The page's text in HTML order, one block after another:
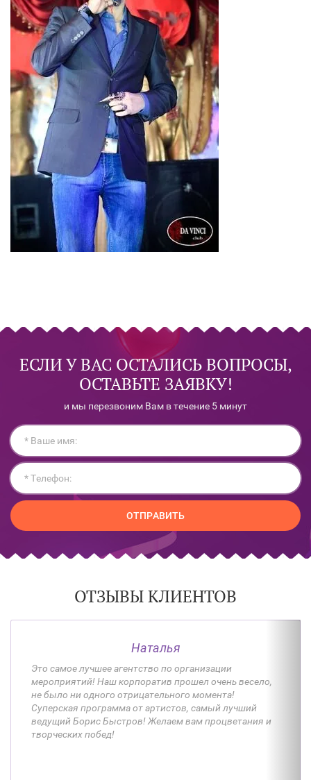
ЕСЛИ У ВАС ОСТАЛИСЬ ВОПРОСЫ,
ОСТАВЬТЕ ЗАЯВКУ!
и мы перезвоним Вам в течение 5 минут
ОТПРАВИТЬ
ОТЗЫВЫ КЛИЕНТОВ
Наталья
Это самое лучшее агентство по организации
мероприятий! Наш корпоратив прошел очень весело,
не было ни одного отрицательного момента!
Суперская программа от артистов, самый лучший
ведущий Борис Быстров! Желаем вам процветания и
творческих побед!